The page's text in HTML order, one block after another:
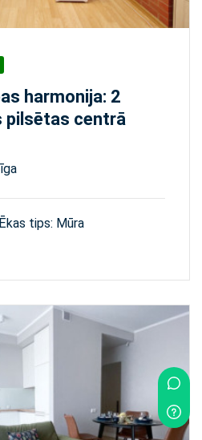
harmonija: 2
pilsētas centrā
Ēkas tips: Mūra